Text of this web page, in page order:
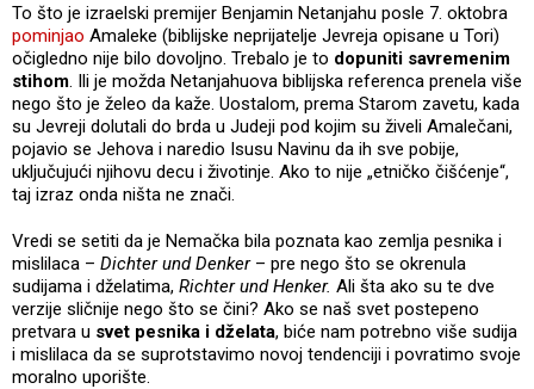
To što je izraelski premijer Benjamin Netanjahu posle 7. oktobra
pominjao Amaleke (biblijske neprijatelje Jevreja opisane u Tori)
očigledno nije bilo dovoljno. Trebalo je to dopuniti savremenim
stihom. Ili je možda Netanjahuova biblijska referenca prenela više
nego što je želeo da kaže. Uostalom, prema Starom zavetu, kada
su Jevreji dolutali do brda u Judeji pod kojim su živeli Amalečani,
pojavio se Jehova i naredio Isusu Navinu da ih sve pobije,
uključujući njihovu decu i životinje. Ako to nije „etničko čišćenje“,
taj izraz onda ništa ne znači.
Vredi se setiti da je Nemačka bila poznata kao zemlja pesnika i
mislilaca – Dichter und Denker– pre nego što se okrenula
sudijama i dželatima, Richter und Henker. Ali šta ako su te dve
verzije sličnije nego što se čini? Ako se naš svet postepeno
pretvara u svet pesnika i dželata, biće nam potrebno više sudija
i mislilaca da se suprotstavimo novoj tendenciji i povratimo svoje
moralno uporište.